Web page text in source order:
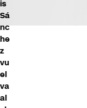
is
Sá
nc
he
z
vu
el
va
al